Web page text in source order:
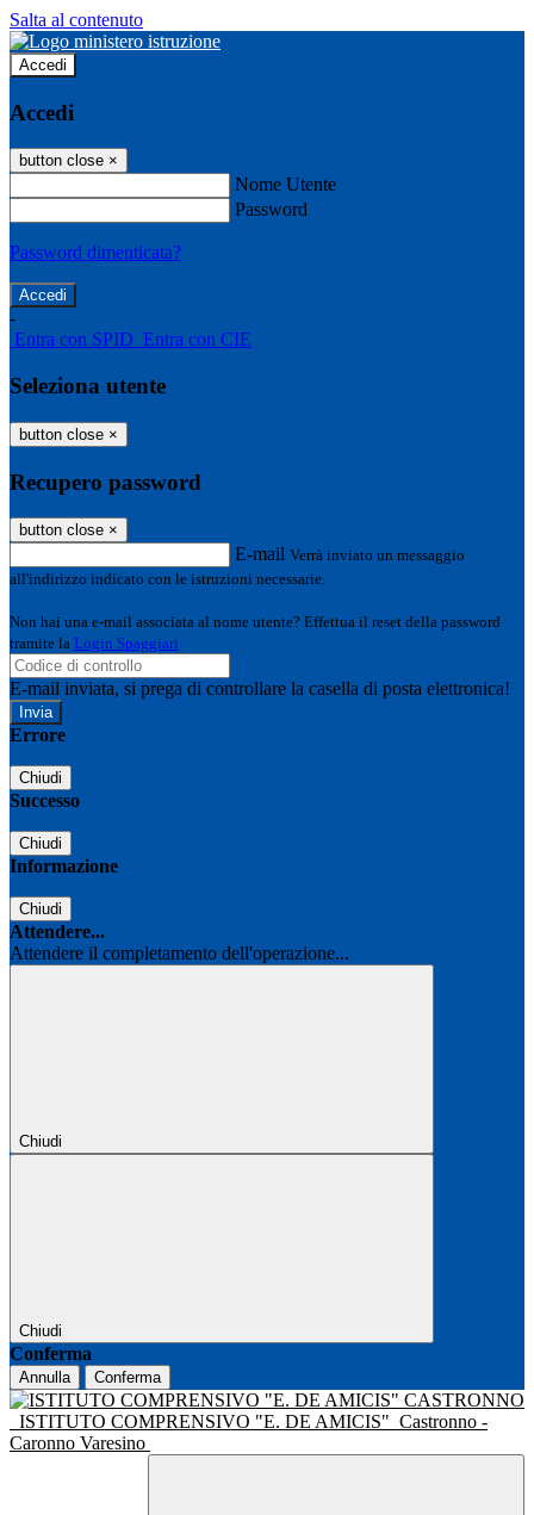
Salta al contenuto
Accedi
Accedi
button close ×
Nome Utente
Password
Password dimenticata?
-
Entra con SPID Entra con CIE
Seleziona utente
button close ×
Recupero password
button close ×
E-mail Verrà inviato un messaggio
all'indirizzo indicato con le istruzioni necessarie.
Non hai una e-mail associata al nome utente? Effettua il reset della password
tramite la Login Spaggiari
E-mail inviata, si prega di controllare la casella di posta elettronica!
Errore
Chiudi
Successo
Chiudi
Informazione
Chiudi
Attendere...
Attendere il completamento dell'operazione...
Chiudi
Chiudi
Conferma
Annulla Conferma
ISTITUTO COMPRENSIVO "E. DE AMICIS" Castronno -
Caronno Varesino